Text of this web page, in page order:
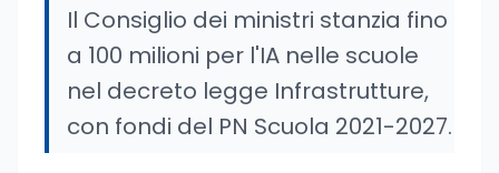
Il Consiglio dei ministri stanzia fino
a 100 milioni per l'IA nelle scuole
nel decreto legge Infrastrutture,
con fondi del PN Scuola 2021-2027.